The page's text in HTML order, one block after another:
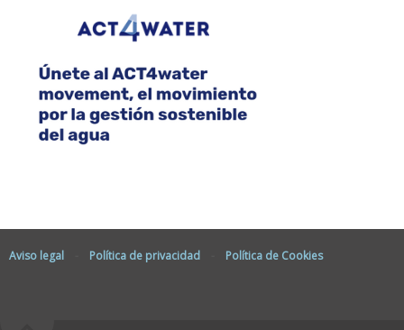
Aviso legal Política de privacidad Política de Cookies